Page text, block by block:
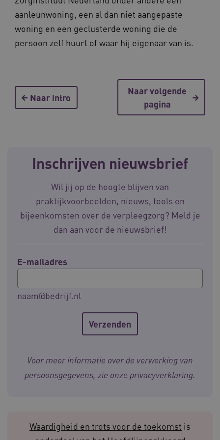
aanleunwoning, een al dan niet aangepaste
woning en een geclusterde woning die de
persoon zelf huurt of waar hij eigenaar van is.
Naar intro
Naar volgende
pagina
Inschrijven nieuwsbrief
Wil jij op de hoogte blijven van
praktijkvoorbeelden, nieuws, tools en
bijeenkomsten over de verpleegzorg? Meld je
dan aan voor de nieuwsbrief!
E-mailadres
naam@bedrijf.nl
Voor meer informatie over de verwerking van
persoonsgegevens, zie onze privacyverklaring.
Waardigheid en trots voor de toekomst is
BCSessionID vilans.blueconic.net
__Secure-ROLLOUT_TOKEN .youtube.com
ARRAffinity
Microsoft Corporation
.waardigheidentrots.nl
CookieScriptConsent
CookieScript
www.waardigheidentrots.nl
YouTube
ARRAffinitySameSite
Microsoft Corporation
.waardigheidentrots.nl